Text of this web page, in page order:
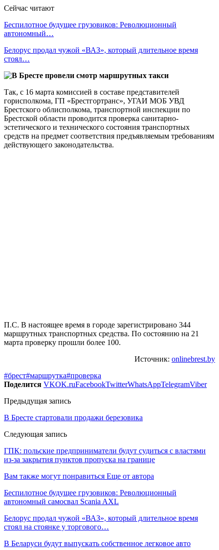
Сейчас читают
Беспилотное будущее грузовиков: Революционный
автономный…
Белорус продал чужой «ВАЗ», который длительное время
стоял…
Так, с 16 марта комиссией в составе представителей
горисполкома, ГП «Брестгортранс», УГАИ МОБ УВД
Брестского облисполкома, транспортной инспекции по
Брестской области проводится проверка санитарно-
эстетического и технического состояния транспортных
средств на предмет соответствия предъявляемым требованиям
действующего законодательства.
П.С. В настоящее время в городе зарегистрировано 344
маршрутных транспортных средства. По состоянию на 21
марта проверку прошли более 100.
Источник: onlinebrest.by
#брест#маршрутка#проверка
Поделится VKOK.ruFacebookTwitterWhatsAppTelegramViber
Предыдущая запись
В Бресте стартовали продажи березовика
Следующая запись
ГПК: польские предприниматели будут судиться с властями
из-за закрытия пунктов пропуска на границе
Вам также могут понравиться Еще от автора
Беспилотное будущее грузовиков: Революционный
автономный самосвал Scania AXL
Белорус продал чужой «ВАЗ», который длительное время
стоял на стоянке у торгового…
В Беларуси будут выпускать собственное легковое авто